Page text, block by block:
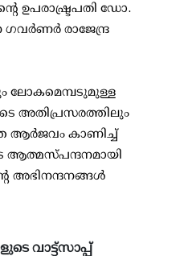
ഉപരാഷ്ട്രപതി ഡോ.
രാജേന്ദ്ര
ലോകമെമ്പടുമുള്ള
അതിപ്രസരത്തിലും
ആർജവം കാണിച്ച്
ആത്മസ്പന്ദനമായി
അഭിനന്ദനങ്ങൾ
വാട്ട്സാപ്പ്